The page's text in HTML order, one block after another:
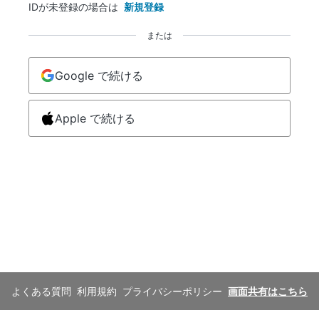
IDが未登録の場合は 新規登録
または
Google で続ける
Apple で続ける
よくある質問 利用規約 プライバシーポリシー 画面共有はこちら